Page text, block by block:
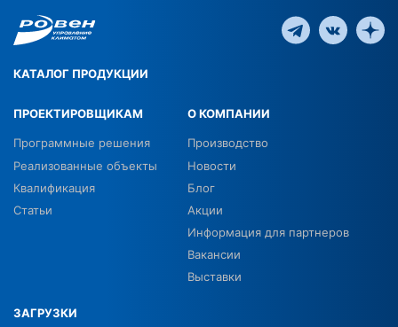
КАТАЛОГ ПРОДУКЦИИ
ПРОЕКТИРОВЩИКАМ
Программные решения
Реализованные объекты
Квалификация
Статьи
О КОМПАНИИ
Производство
Новости
Блог
Акции
Информация для партнеров
Вакансии
Выставки
ЗАГРУЗКИ